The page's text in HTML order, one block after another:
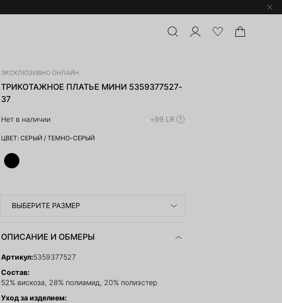
ЭКСКЛЮЗИВНО ОНЛАЙН
ТРИКОТАЖНОЕ ПЛАТЬЕ МИНИ 5359377527-
37
Нет в наличии +99 LR
ЦВЕТ:СЕРЫЙ /ТЕМНО-СЕРЫЙ
ВЫБЕРИТЕ РАЗМЕР
ОПИСАНИЕ И ОБМЕРЫ
Артикул:5359377527
Состав:
52% вискоза, 28% полиамид, 20% полиэстер
Уход за изделием: